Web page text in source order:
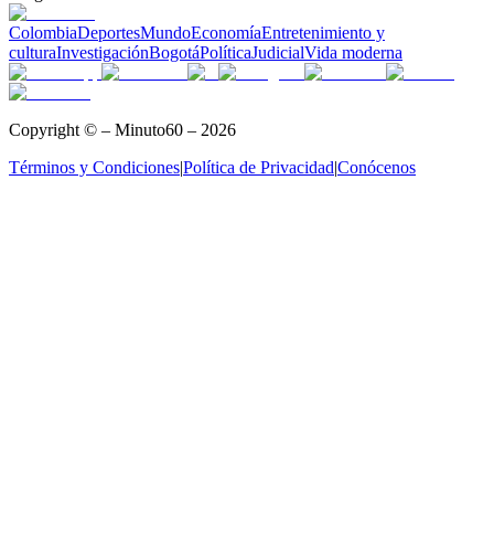
ColombiaDeportesMundoEconomíaEntretenimiento y
culturaInvestigaciónBogotáPolíticaJudicialVida moderna
Copyright © – Minuto60 – 2026
Términos y Condiciones|Política de Privacidad|Conócenos